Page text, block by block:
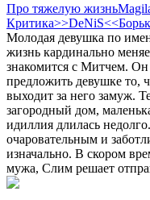
Про тяжелую жизнь
Критика>>DeNiS<<
Молодая девушка по
жизнь кардинально
знакомится с Митчем. Он
предложить девушке то,
выходит за него замуж.
загородный дом,
идиллия длилась
очаровательным и
изначально. В скором
мужа, Слим решает